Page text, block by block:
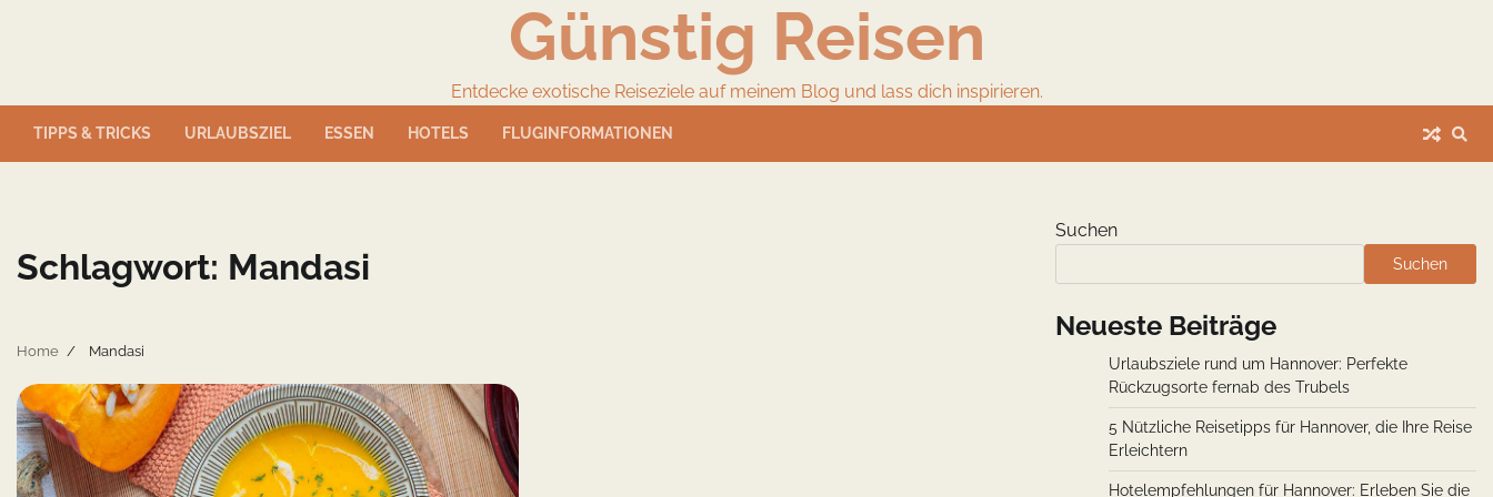
Günstig Reisen
Entdecke exotische Reiseziele auf meinem Blog und lass dich inspirieren.
TIPPS & TRICKS URLAUBSZIEL ESSEN HOTELS FLUGINFORMATIONEN
Schlagwort: Mandasi
Home Mandasi
Suchen
Suchen
Neueste Beiträge
Urlaubsziele rund um Hannover: Perfekte
Rückzugsorte fernab des Trubels
5 Nützliche Reisetipps für Hannover, die Ihre Reise
Erleichtern
Hotelempfehlungen für Hannover: Erleben Sie die